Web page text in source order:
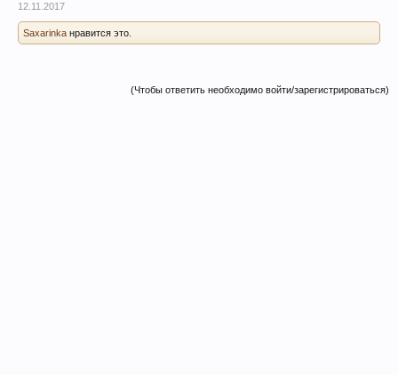
12.11.2017
Saxarinka нравится это.
(Чтобы ответить необходимо войти/зарегистрироваться)